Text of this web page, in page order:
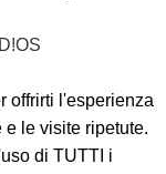
offrirti l'esperienza
le visite ripetute.
di TUTTI i